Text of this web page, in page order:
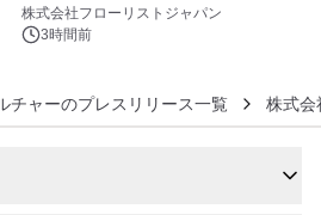
クレンジングPRO」を2026年8月6日
発売
株式会社フローリストジャパン
3時間前
チャーのプレスリリース一覧 株式会